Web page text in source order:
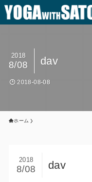
dav
2018
8/08
2018-08-08
ホーム
dav
2018
8/08